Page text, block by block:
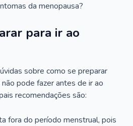
da menopausa?
para ir ao
sobre como se preparar
pode fazer antes de ir ao
recomendações são:
fora do período menstrual, pois